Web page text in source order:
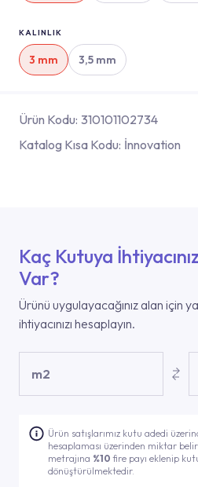
KALINLIK
3 mm 3,5 mm
Ürün Kodu: 310101102734
Katalog Kısa Kodu: İnnovation
Kaç Kutuya İhtiyacınız
Var?
Ürünü uygulayacağınız alan için
ihtiyacınızı hesaplayın.
m2
Ürün satışlarımız kutu adedi
hesaplaması üzerinden miktar
metrajına %10fire payı eklenip
dönüştürülmektedir.